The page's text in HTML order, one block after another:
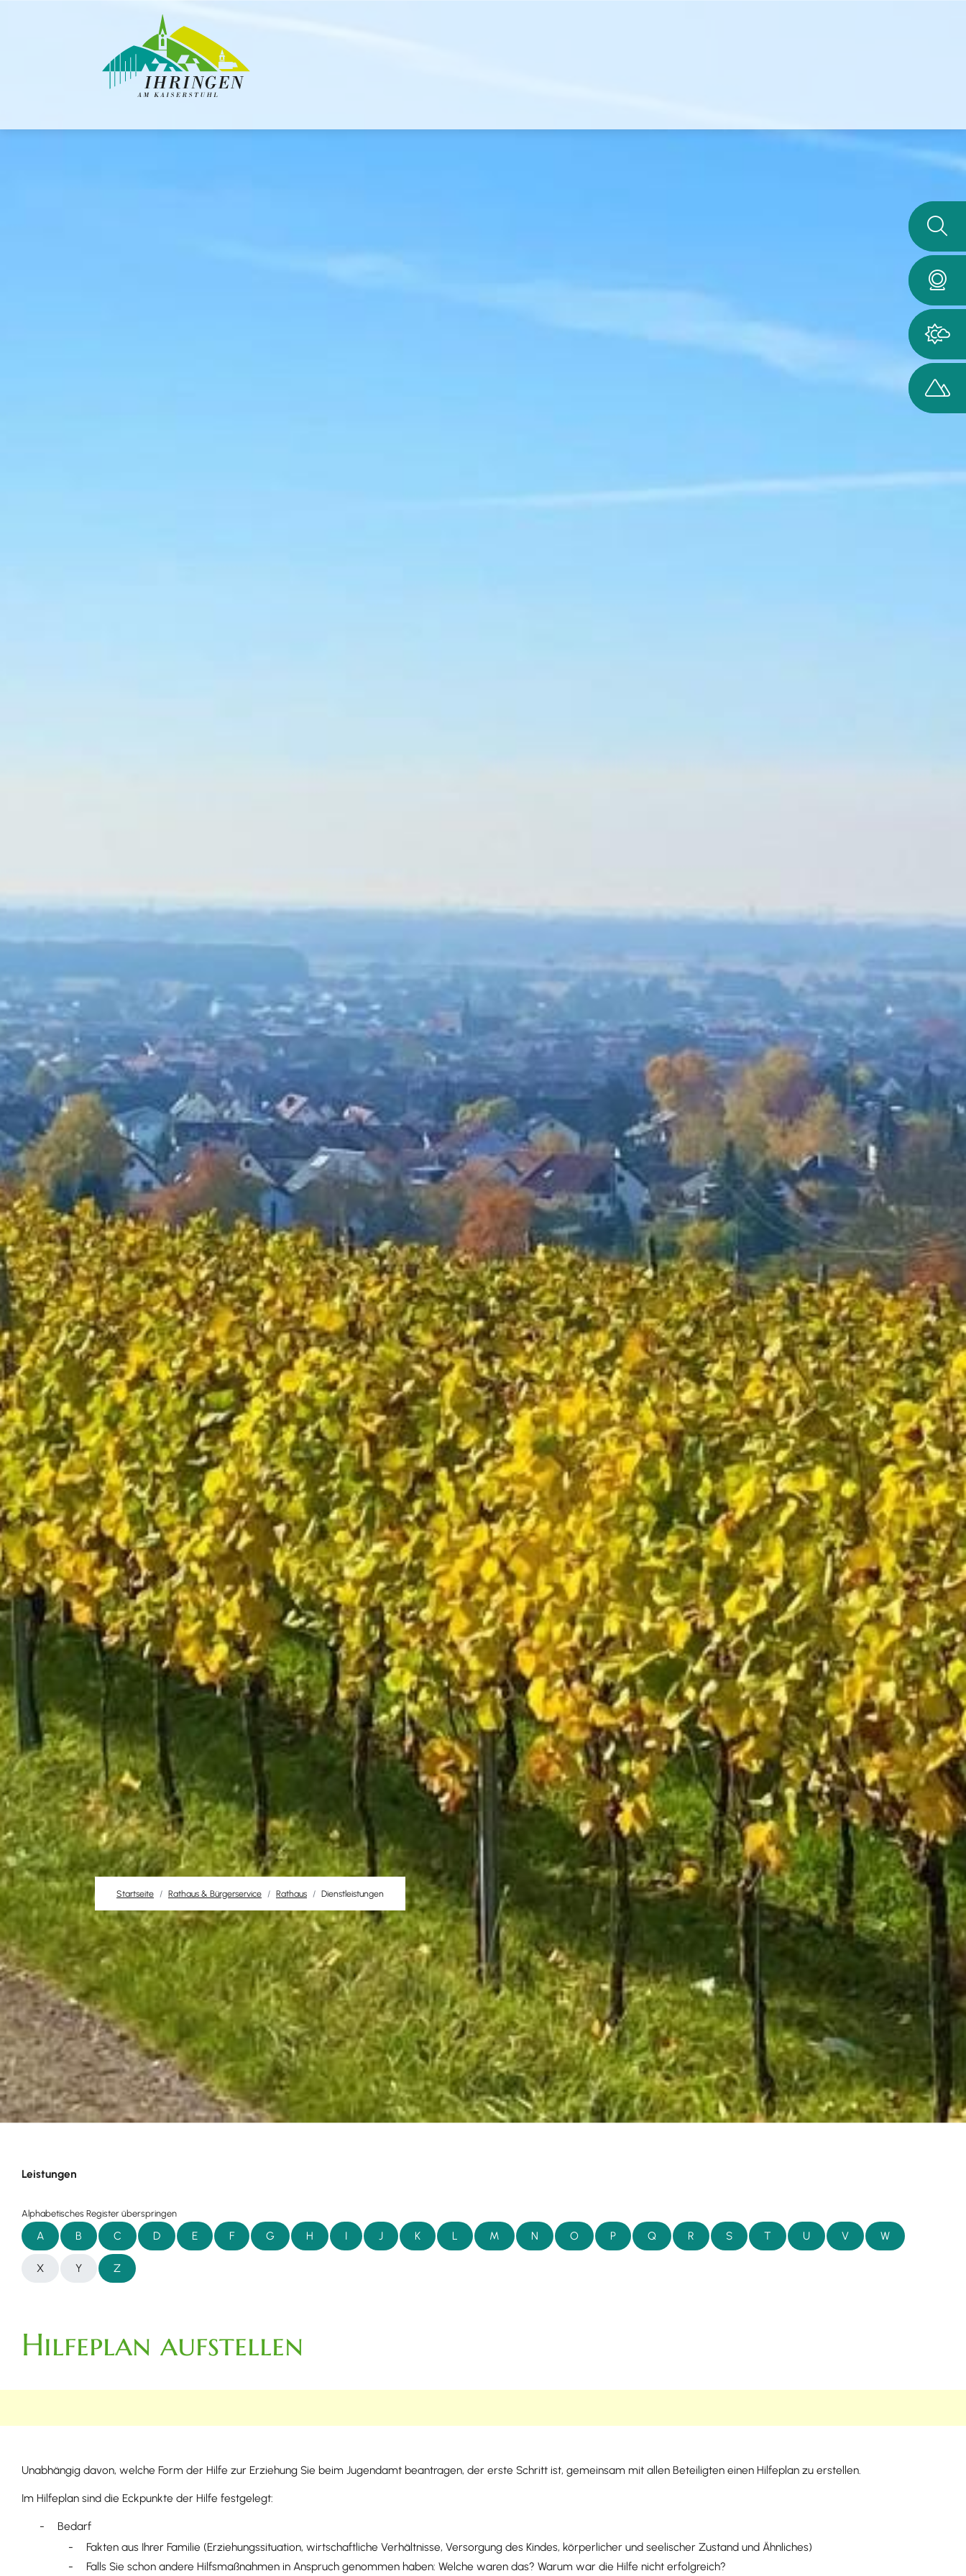
Startseite Rathaus & Bürgerservice Rathaus Dienstleistungen
Leistungen
Alphabetisches Register überspringen
A B C D E F G H I J K L M N O P Q R S T U V W
X Y Z
Hilfeplan aufstellen
Unabhängig davon, welche Form der Hilfe zur Erziehung Sie beim Jugendamt beantragen, der erste Schritt ist, gemeinsam mit allen Beteiligten einen Hilfeplan zu erstellen.
Im Hilfeplan sind die Eckpunkte der Hilfe festgelegt:
Bedarf
Fakten aus Ihrer Familie (Erziehungssituation, wirtschaftliche Verhältnisse, Versorgung des Kindes, körperlicher und seelischer Zustand und Ähnliches)
Falls Sie schon andere Hilfsmaßnahmen in Anspruch genommen haben: Welche waren das? Warum war die Hilfe nicht erfolgreich?